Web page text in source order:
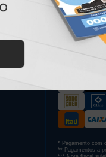
PAGUE
* Pagamento com
** Pagamentos a